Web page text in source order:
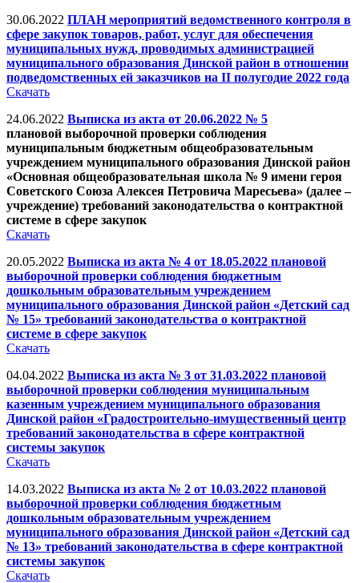
30.06.2022 ПЛАН мероприятий ведомственного контроля в
сфере закупок товаров, работ, услуг для обеспечения
муниципальных нужд, проводимых администрацией
муниципального образования Динской район в отношении
подведомственных ей заказчиков на II полугодие 2022 года
Скачать
24.06.2022 Выписка из акта от 20.06.2022 № 5
плановой выборочной проверки соблюдения
муниципальным бюджетным общеобразовательным
учреждением муниципального образования Динской район
«Основная общеобразовательная школа № 9 имени героя
Советского Союза Алексея Петровича Маресьева» (далее –
учреждение) требований законодательства о контрактной
системе в сфере закупок
Скачать
20.05.2022 Выписка из акта № 4 от 18.05.2022 плановой
выборочной проверки соблюдения бюджетным
дошкольным образовательным учреждением
муниципального образования Динской район «Детский сад
№ 15» требований законодательства о контрактной
системе в сфере закупок
Скачать
04.04.2022 Выписка из акта № 3 от 31.03.2022 плановой
выборочной проверки соблюдения муниципальным
казенным учреждением муниципального образования
Динской район «Градостроительно-имущественный центр
требований законодательства в сфере контрактной
системы закупок
Скачать
14.03.2022 Выписка из акта № 2 от 10.03.2022 плановой
выборочной проверки соблюдения бюджетным
дошкольным образовательным учреждением
муниципального образования Динской район «Детский сад
№ 13» требований законодательства в сфере контрактной
системы закупок
Скачать